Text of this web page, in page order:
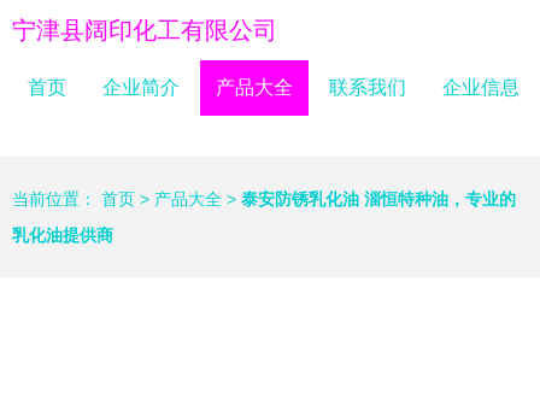
宁津县阔印化工有限公司
首页 企业简介 产品大全 联系我们 企业信息
当前位置： 首页 > 产品大全 > 泰安防锈乳化油 淄恒特种油，专业的
乳化油提供商